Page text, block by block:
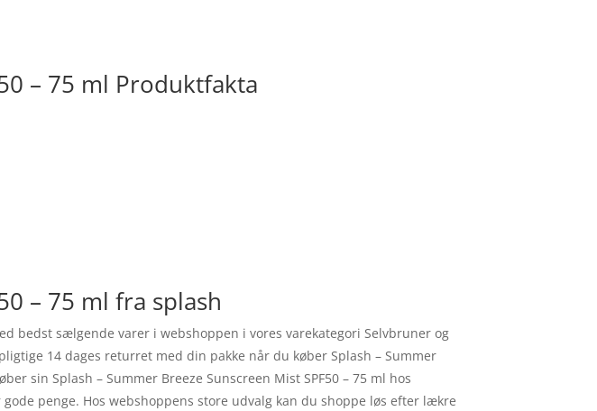
– 75 ml Produktfakta
– 75 ml fra splash
bedst sælgende varer i webshoppen i vores varekategori Selvbruner og
14 dages returret med din pakke når du køber Splash – Summer
sin Splash – Summer Breeze Sunscreen Mist SPF50 – 75 ml hos
penge. Hos webshoppens store udvalg kan du shoppe løs efter lækre